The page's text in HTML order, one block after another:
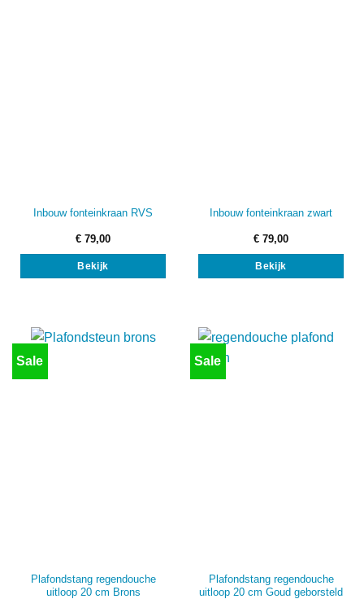
Inbouw fonteinkraan RVS
€ 79,00
Bekijk
Inbouw fonteinkraan zwart
€ 79,00
Bekijk
Sale
Plafondstang regendouche
uitloop 20 cm Brons
Sale
Plafondstang regendouche
uitloop 20 cm Goud geborsteld